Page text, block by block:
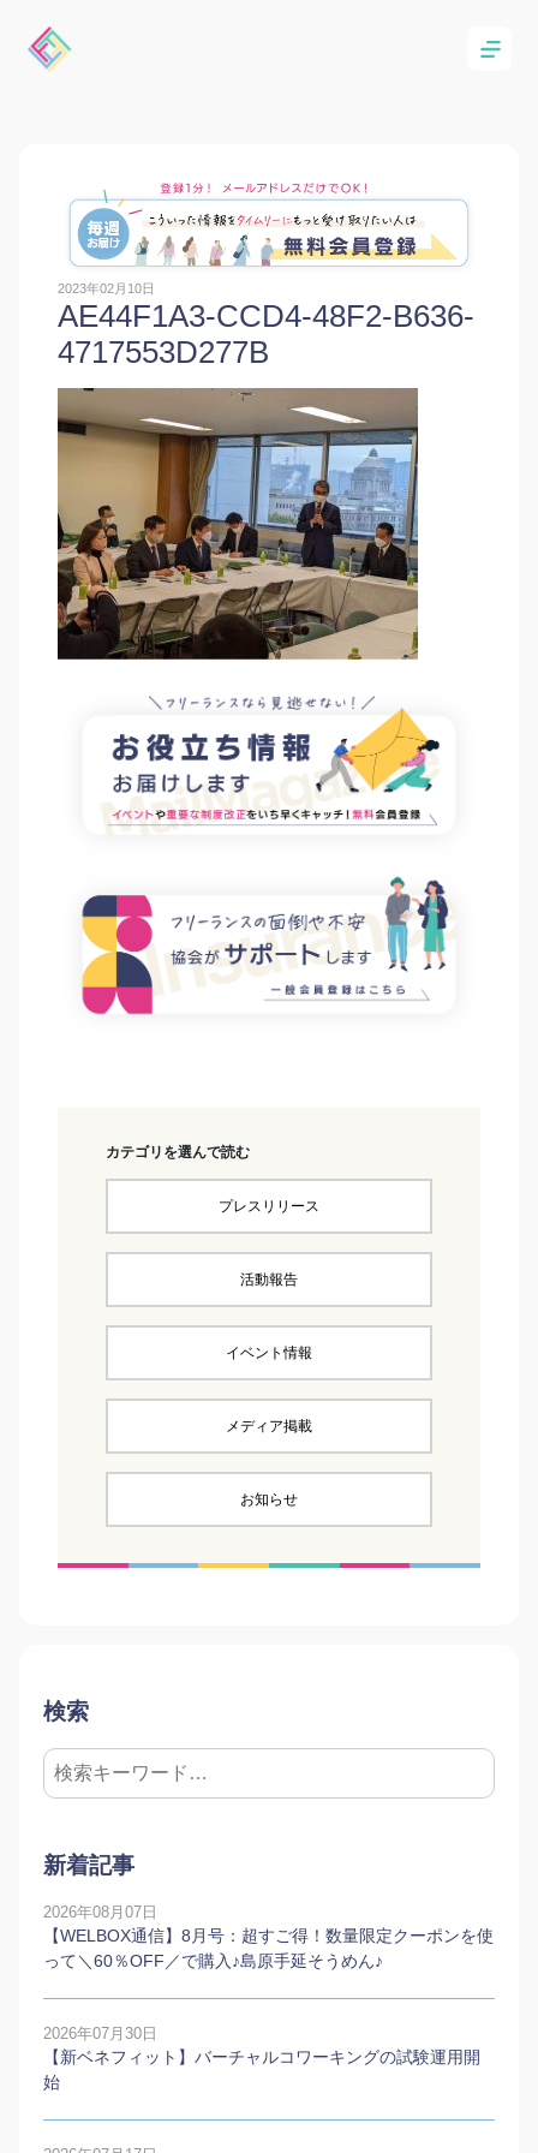
2023年02月10日
AE44F1A3-CCD4-48F2-B636-
4717553D277B
カテゴリを選んで読む
プレスリリース
活動報告
イベント情報
メディア掲載
お知らせ
検索
新着記事
2026年08月07日
【WELBOX通信】8月号：超すご得！数量限定クーポンを使
って＼60％OFF／で購入♪島原手延そうめん♪
2026年07月30日
【新ベネフィット】バーチャルコワーキングの試験運用開
始